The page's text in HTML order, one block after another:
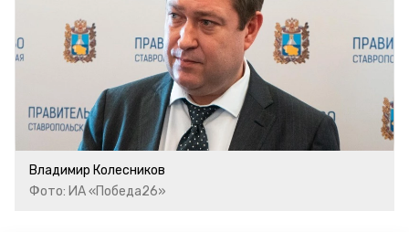
Владимир Колесников
Фото: ИА «Победа26»